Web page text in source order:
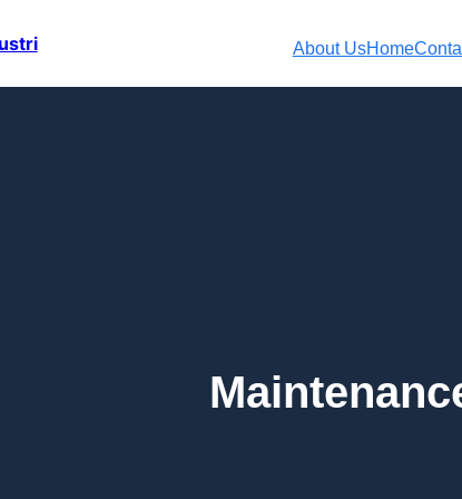
About UsHome